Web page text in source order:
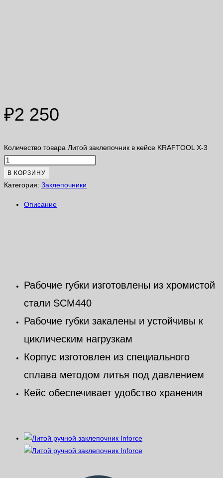
₽2 250
Количество товара Литой заклепочник в кейсе KRAFTOOL X-3
В КОРЗИНУ
Категория: Заклепочники
Описание
Рабочие губки изготовлены из хромистой
стали SCM440
Рабочие губки закалены и устойчивы к
циклическим нагрузкам
Корпус изготовлен из специального
сплава методом литья под давлением
Кейс обеспечивает удобство хранения